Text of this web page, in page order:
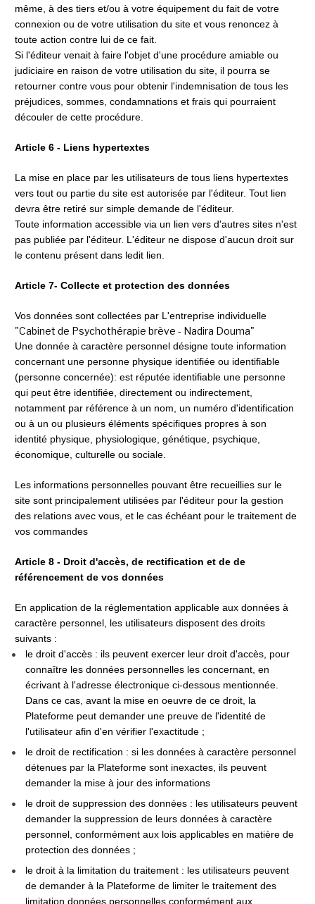
même, à des tiers et/ou à votre équipement du fait de votre
connexion ou de votre utilisation du site et vous renoncez à
toute action contre lui de ce fait.
Si l'éditeur venait à faire l'objet d'une procédure amiable ou
judiciaire en raison de votre utilisation du site, il pourra se
retourner contre vous pour obtenir l'indemnisation de tous les
préjudices, sommes, condamnations et frais qui pourraient
découler de cette procédure.
Article 6 - Liens hypertextes
La mise en place par les utilisateurs de tous liens hypertextes
vers tout ou partie du site est autorisée par l'éditeur. Tout lien
devra être retiré sur simple demande de l'éditeur.
Toute information accessible via un lien vers d'autres sites n'est
pas publiée par l'éditeur. L'éditeur ne dispose d'aucun droit sur
le contenu présent dans ledit lien.
Article 7- Collecte et protection des données
"Cabinet de Psychothérapie brève - Nadira Douma"
Une donnée à caractère personnel désigne toute information
concernant une personne physique identifiée ou identifiable
(personne concernée): est réputée identifiable une personne
qui peut être identifiée, directement ou indirectement,
notamment par référence à un nom, un numéro d'identification
ou à un ou plusieurs éléments spécifiques propres à son
identité physique, physiologique, génétique, psychique,
économique, culturelle ou sociale.
Les informations personnelles pouvant être recueillies sur le
site sont principalement utilisées par l'éditeur pour la gestion
des relations avec vous, et le cas échéant pour le traitement de
vos commandes
Article 8 - Droit d'accès, de rectification et de de
référencement de vos données
En application de la réglementation applicable aux données à
caractère personnel, les utilisateurs disposent des droits
suivants :
le droit d'accès : ils peuvent exercer leur droit d'accès, pour
connaître les données personnelles les concernant, en
écrivant à l'adresse électronique ci-dessous mentionnée.
Dans ce cas, avant la mise en oeuvre de ce droit, la
Plateforme peut demander une preuve de l'identité de
l'utilisateur afin d'en vérifier l'exactitude ;
le droit de rectification : si les données à caractère personnel
détenues par la Plateforme sont inexactes, ils peuvent
demander la mise à jour des informations
le droit de suppression des données : les utilisateurs peuvent
demander la suppression de leurs données à caractère
personnel, conformément aux lois applicables en matière de
protection des données ;
le droit à la limitation du traitement : les utilisateurs peuvent
de demander à la Plateforme de limiter le traitement des
limitation données personnelles conformément aux